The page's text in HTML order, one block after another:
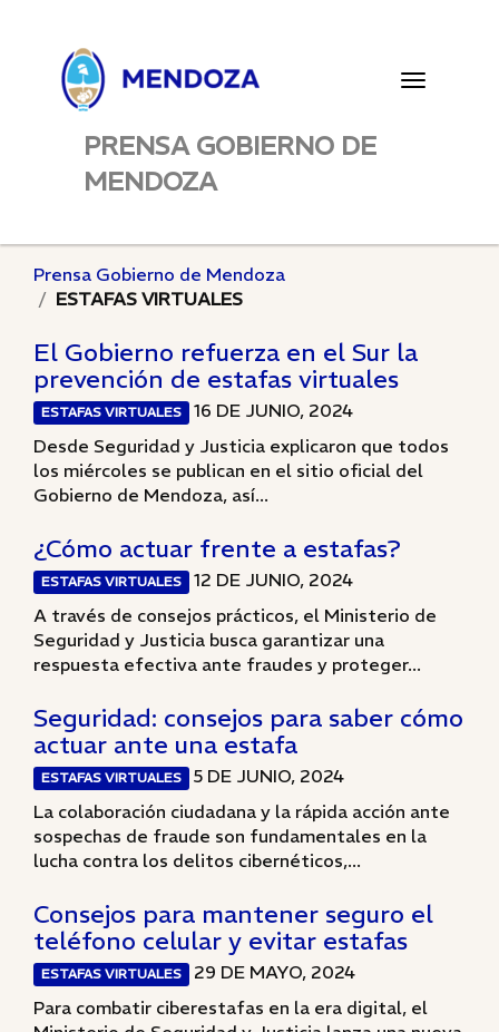
Toggle
PRENSA GOBIERNO DE
MENDOZA
Prensa Gobierno de Mendoza
ESTAFAS VIRTUALES
El Gobierno refuerza en el Sur la
prevención de estafas virtuales
ESTAFAS VIRTUALES
16 DE JUNIO, 2024
Desde Seguridad y Justicia explicaron que todos
los miércoles se publican en el sitio oficial del
Gobierno de Mendoza, así...
¿Cómo actuar frente a estafas?
ESTAFAS VIRTUALES
12 DE JUNIO, 2024
A través de consejos prácticos, el Ministerio de
Seguridad y Justicia busca garantizar una
respuesta efectiva ante fraudes y proteger...
Seguridad: consejos para saber cómo
actuar ante una estafa
ESTAFAS VIRTUALES
5 DE JUNIO, 2024
La colaboración ciudadana y la rápida acción ante
sospechas de fraude son fundamentales en la
lucha contra los delitos cibernéticos,...
Consejos para mantener seguro el
teléfono celular y evitar estafas
ESTAFAS VIRTUALES
29 DE MAYO, 2024
Para combatir ciberestafas en la era digital, el